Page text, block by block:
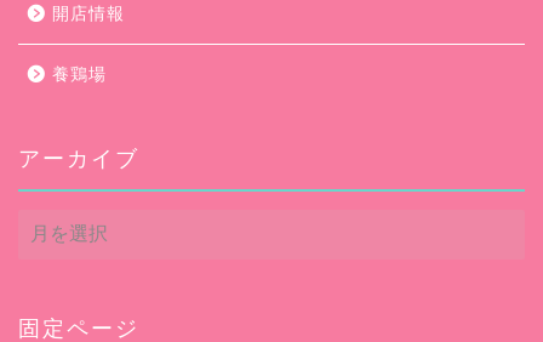
開店情報
養鶏場
アーカイブ
ア
ー
ブ
固定ページ